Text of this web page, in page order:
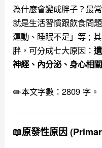
為什麼會變成胖子？最
就是生活習慣跟飲食問
運動、睡眠不足」等 ;
胖，可分成七大原因：
神經、內分泌、身心相
✏️本文字數：2809 字。
📖原發性原因